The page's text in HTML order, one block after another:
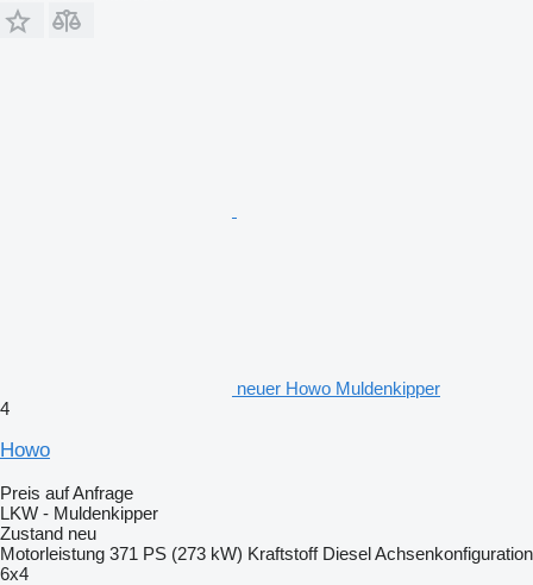
neuer Howo Muldenkipper
4
Howo
Preis auf Anfrage
LKW - Muldenkipper
Zustand neu
Motorleistung 371 PS (273 kW) Kraftstoff DieselAchsenkonfiguration
6x4